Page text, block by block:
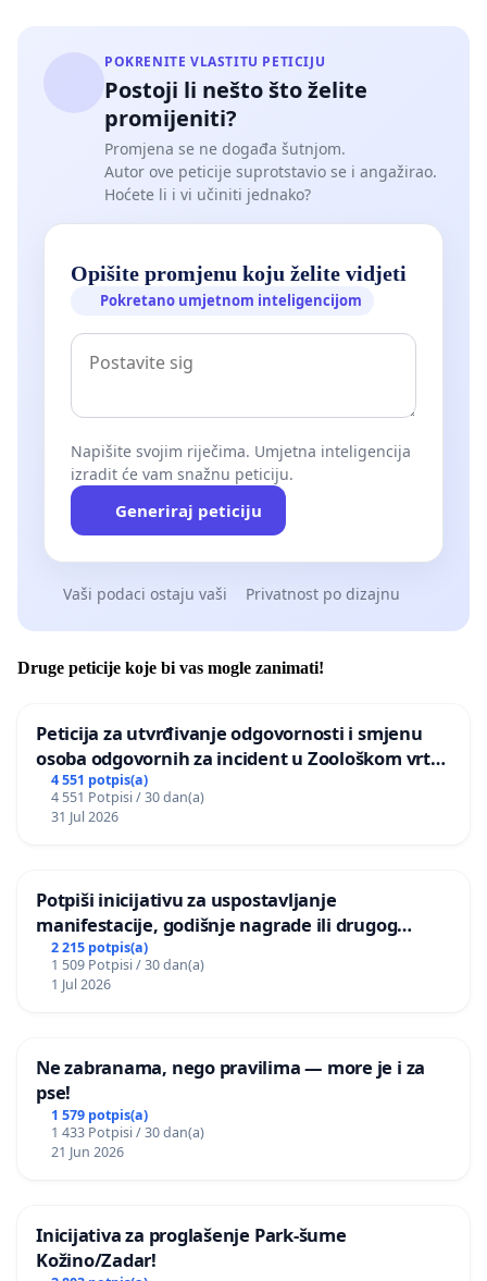
POKRENITE VLASTITU PETICIJU
Postoji li nešto što želite
promijeniti?
Promjena se ne događa šutnjom.
Autor ove peticije suprotstavio se i angažirao.
Hoćete li i vi učiniti jednako?
Opišite promjenu koju želite vidjeti
Pokretano umjetnom inteligencijom
Napišite svojim riječima. Umjetna inteligencija
izradit će vam snažnu peticiju.
Generiraj peticiju
Vaši podaci ostaju vaši Privatnost po dizajnu
Druge peticije koje bi vas mogle zanimati!
Peticija za utvrđivanje odgovornosti i smjenu
osoba odgovornih za incident u Zoološkom vrtu
Grada Zagreba
4 551 potpis(a)
4 551 Potpisi / 30 dan(a)
31 Jul 2026
Potpiši inicijativu za uspostavljanje
manifestacije, godišnje nagrade ili drugog
javnog događaja „Edin Avdić“ u Sarajevu
2 215 potpis(a)
1 509 Potpisi / 30 dan(a)
1 Jul 2026
Ne zabranama, nego pravilima — more je i za
pse!
1 579 potpis(a)
1 433 Potpisi / 30 dan(a)
21 Jun 2026
Inicijativa za proglašenje Park-šume
Kožino/Zadar!